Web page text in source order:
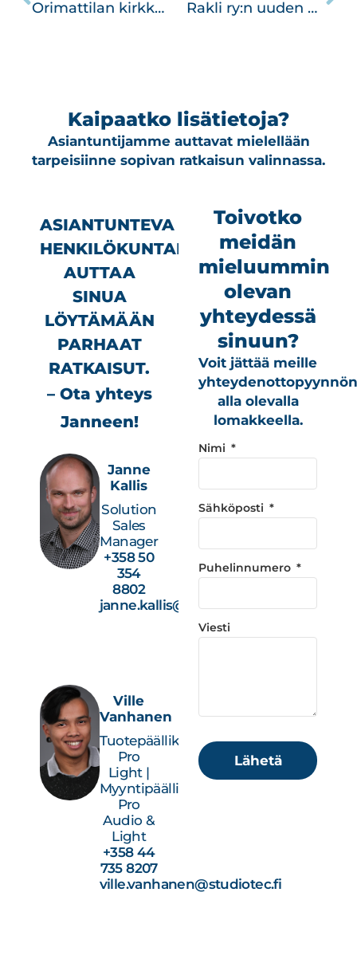
Orimattilan kirkko – Suoratoiston uranuurtaja Rakli ry:n uuden ajan seminaaritila
Kaipaatko lisätietoja?
Asiantuntijamme auttavat mielellään
tarpeisiinne sopivan ratkaisun valinnassa.
ASIANTUNTEVA
HENKILÖKUNTAMME
AUTTAA
SINUA
LÖYTÄMÄÄN
PARHAAT
RATKAISUT.
– Ota yhteys
Janneen!
Janne
Kallis
Solution
Sales
Manager
+358 50
354
8802
janne.kallis@studiotec.fi
Ville
Vanhanen
Tuotepäällikkö,
Pro
Light |
Myyntipäällikkö,
Pro
Audio &
Light
+358 44
735 8207
ville.vanhanen@studiotec.fi
Toivotko
meidän
mieluummin
olevan
yhteydessä
sinuun?
Voit jättää meille
yhteydenottopyynnön
alla olevalla
lomakkeella.
Nimi
Sähköposti
Puhelinnumero
Viesti
Lähetä